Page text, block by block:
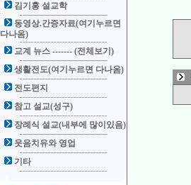
김기홍 설교학
동영상.간증자료(여기누르면
다나옴)
교계 뉴스 ------- (전체보기)
생활전도(여기누르면 다나옴)
전도편지
참고 설교(성구)
장례식 설교(내부에 많이있음)
웃음치유와 영업
기타